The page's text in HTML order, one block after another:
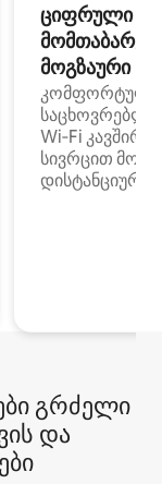
ციფრული
მოგზაური
კომფორტული
Wi‑Fi
სივრცით
დისტანციური
გრძელი
და